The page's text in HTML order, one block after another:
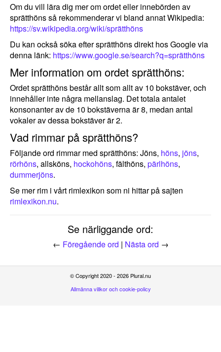
Om du vill lära dig mer om ordet eller innebörden av
sprätthöns så rekommenderar vi bland annat Wikipedia:
https://sv.wikipedia.org/wiki/sprätthöns
Du kan också söka efter sprätthöns direkt hos Google via
denna länk: https://www.google.se/search?q=sprätthöns
Mer information om ordet sprätthöns:
Ordet sprätthöns består allt som allt av 10 bokstäver, och
innehåller inte några mellanslag. Det totala antalet
konsonanter av de 10 bokstäverna är 8, medan antal
vokaler av dessa bokstäver är 2.
Vad rimmar på sprätthöns?
Följande ord rimmar med sprätthöns: Jöns, höns, jöns,
rörhöns, allsköns, hockohöns, fälthöns, pärlhöns,
dummerjöns.
Se mer rim i vårt rimlexikon som ni hittar på sajten
rimlexikon.nu.
Se närliggande ord:
← Föregående ord | Nästa ord →
© Copyright 2020 - 2026 Plural.nu
Allmänna villkor och cookie-policy